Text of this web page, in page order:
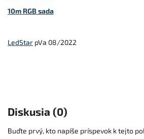
10m RGB sada
LedStar pVa 08/2022
Diskusia (0)
Buďte prvý, kto napíše príspevok k tejto